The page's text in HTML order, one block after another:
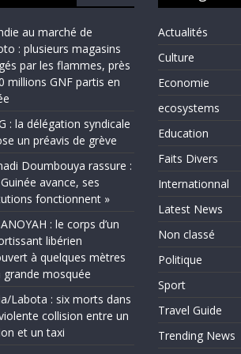
au marché de
: plusieurs magasins
par les flammes, près
millions GNF partis en
: la délégation syndicale
un préavis de grève
Doumbouya rassure :
avance, ses
fonctionnent »
: le corps d’un
libérien
à quelques mètres
grande mosquée
Labota : six morts dans
collision entre un
et un taxi
Actualités
Culture
Economie
ecosystems
Education
Faits Divers
Internationnal
Latest News
Non classé
Politique
Sport
Travel Guide
Trending News